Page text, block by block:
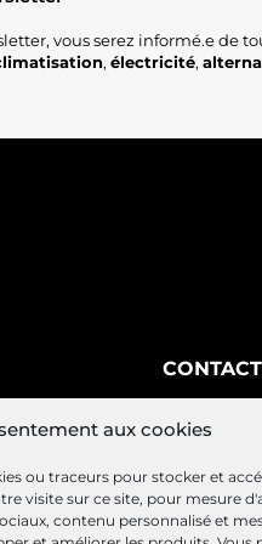
aux cookies
ou traceurs pour stocker et
visite sur ce site, pour mesure
contenu personnalisé et
vous serez informé.e de
, électricité,
CONTACT
AtelierD
88200
03 29 22 34